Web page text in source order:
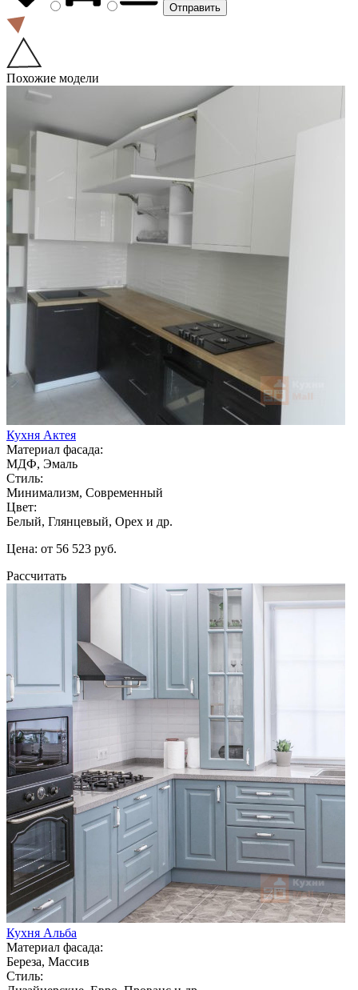
Похожие модели
Кухня Актея
Материал фасада:
МДФ, Эмаль
Стиль:
Минимализм, Современный
Цвет:
Белый, Глянцевый, Орех и др.
Цена: от 56 523 руб.
Рассчитать
Кухня Альба
Материал фасада:
Береза, Массив
Стиль: